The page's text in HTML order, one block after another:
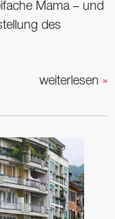
Mama – und
des
weiterlesen »